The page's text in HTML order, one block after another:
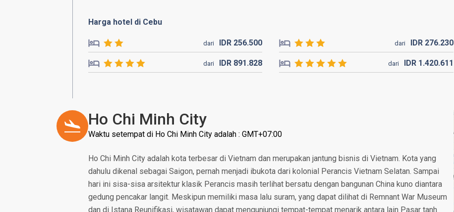
Harga hotel di Cebu
dari IDR 256.500 dari IDR 276.230
dari IDR 891.828 dari IDR 1.420.611
Ho Chi Minh City
Waktu setempat di Ho Chi Minh City adalah : GMT+07:00
Ho Chi Minh City adalah kota terbesar di Vietnam dan merupakan jantung bisnis di Vietnam. Kota yang
dahulu dikenal sebagai Saigon, pernah menjadi ibukota dari kolonial Perancis Vietnam Selatan. Sampai
hari ini sisa-sisa arsitektur klasik Perancis masih terlihat bersatu dengan bangunan China kuno diantara
gedung pencakar langit. Meskipun memiliki masa lalu suram, yang dapat dilihat di Remnant War Museum
dan di Istana Reunifikasi, wisatawan dapat mengunjungi tempat-tempat menarik antara lain Pasar tanh